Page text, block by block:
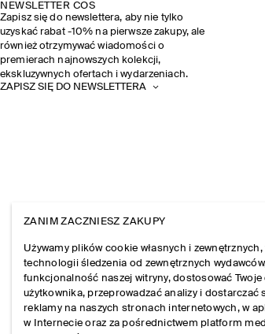
NEWSLETTER COS
Zapisz się do newslettera, aby nie tylko
uzyskać rabat -10% na pierwsze zakupy, ale
również otrzymywać wiadomości o
premierach najnowszych kolekcji,
ekskluzywnych ofertach i wydarzeniach.
ZAPISZ SIĘ DO NEWSLETTERA
ZANIM ZACZNIESZ ZAKUPY
Używamy plików cookie własnych i
technologii śledzenia od zewnętrznych
funkcjonalność naszej witryny, dostosować
użytkownika, przeprowadzać analizy i dostarczać
reklamy na naszych stronach internetowych, w
w Internecie oraz za pośrednictwem platform